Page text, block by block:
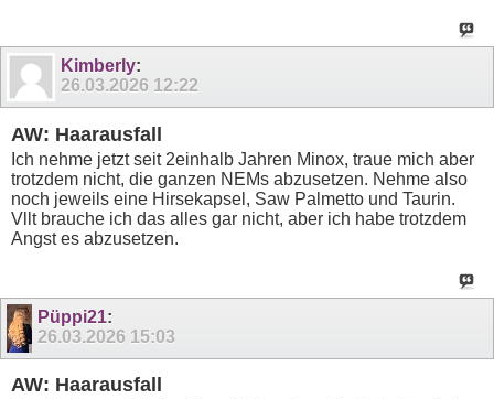
Kimberly:
26.03.2026 12:22
AW: Haarausfall
Ich nehme jetzt seit 2einhalb Jahren Minox, traue mich aber
trotzdem nicht, die ganzen NEMs abzusetzen. Nehme also
noch jeweils eine Hirsekapsel, Saw Palmetto und Taurin.
Vllt brauche ich das alles gar nicht, aber ich habe trotzdem
Angst es abzusetzen.
Püppi21:
26.03.2026 15:03
AW: Haarausfall